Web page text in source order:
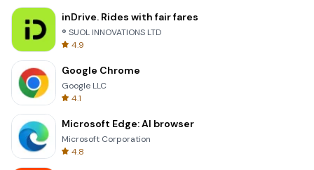
inDrive. Rides with fair fares
® SUOL INNOVATIONS LTD
4.9
Google Chrome
Google LLC
4.1
Microsoft Edge: AI browser
Microsoft Corporation
4.8